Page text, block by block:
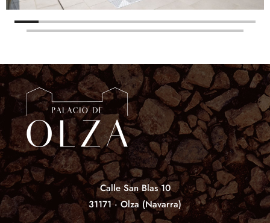
Calle San Blas 10
31171 · Olza (Navarra)